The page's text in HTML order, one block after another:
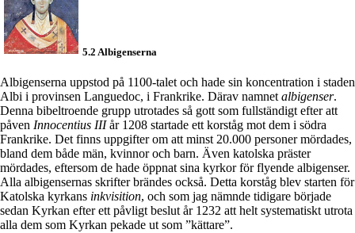
5.2 Albigenserna
Albigenserna uppstod på 1100-talet och hade sin koncentration i staden
Albi i provinsen Languedoc, i Frankrike. Därav namnet albigenser.
Denna bibeltroende grupp utrotades så gott som fullständigt efter att
påven Innocentius IIIår 1208 startade ett korståg mot dem i södra
Frankrike. Det finns uppgifter om att minst 20.000 personer mördades,
bland dem både män, kvinnor och barn. Även katolska präster
mördades, eftersom de hade öppnat sina kyrkor för flyende albigenser.
Alla albigensernas skrifter brändes också. Detta korståg blev starten för
Katolska kyrkans inkvisition, och som jag nämnde tidigare började
sedan Kyrkan efter ett påvligt beslut år 1232 att helt systematiskt utrota
alla dem som Kyrkan pekade ut som ”kättare”.